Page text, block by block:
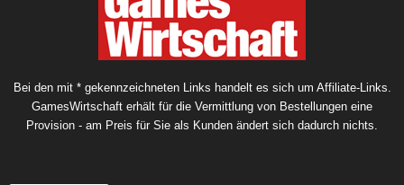
Bei den mit * gekennzeichneten Links handelt es sich um Affiliate-Links.
GamesWirtschaft erhält für die Vermittlung von Bestellungen eine
Provision - am Preis für Sie als Kunden ändert sich dadurch nichts.